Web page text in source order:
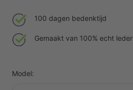
100 dagen bedenktijd
Gemaakt van 100% echt leder
Model: